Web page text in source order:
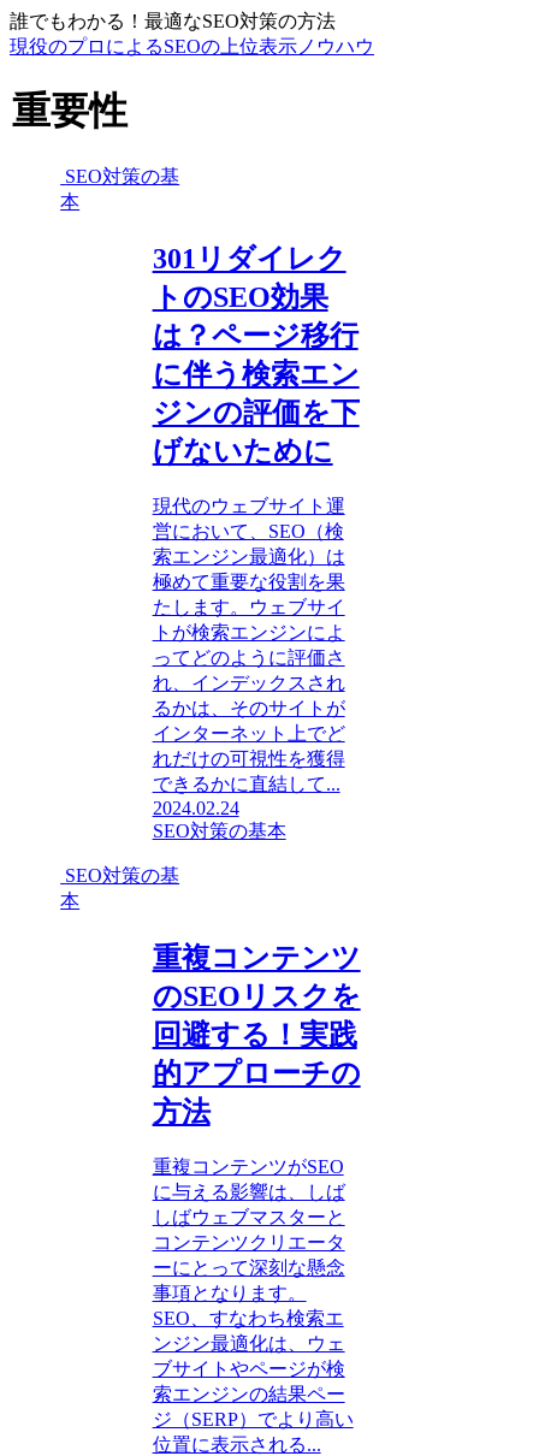
誰でもわかる！最適なSEO対策の方法
現役のプロによるSEOの上位表示ノウハウ
重要性
SEO対策の基
本
301リダイレク
トのSEO効果
は？ページ移行
に伴う検索エン
ジンの評価を下
げないために
現代のウェブサイト運
営において、SEO（検
索エンジン最適化）は
極めて重要な役割を果
たします。ウェブサイ
トが検索エンジンによ
ってどのように評価さ
れ、インデックスされ
るかは、そのサイトが
インターネット上でど
れだけの可視性を獲得
できるかに直結して...
2024.02.24
SEO対策の基本
SEO対策の基
本
重複コンテンツ
のSEOリスクを
回避する！実践
的アプローチの
方法
重複コンテンツがSEO
に与える影響は、しば
しばウェブマスターと
コンテンツクリエータ
ーにとって深刻な懸念
事項となります。
SEO、すなわち検索エ
ンジン最適化は、ウェ
ブサイトやページが検
索エンジンの結果ペー
ジ（SERP）でより高い
位置に表示される...